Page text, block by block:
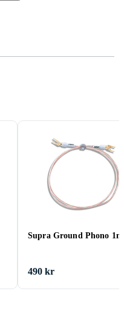
Supra Ground Phono 1m
490 kr